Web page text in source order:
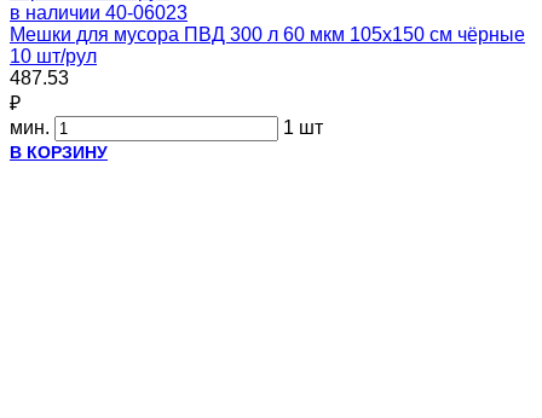
в наличии 40-06023
Мешки для мусора ПВД 300 л 60 мкм 105х150 см чёрные
10 шт/рул
487.53
₽
мин.
1 шт
В КОРЗИНУ